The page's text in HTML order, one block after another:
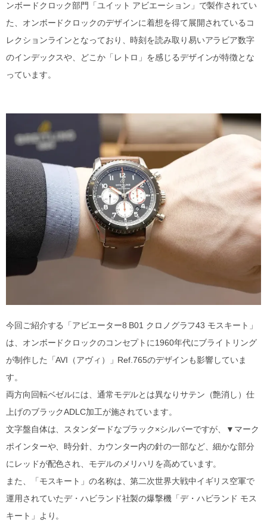
ンボードクロック部門「ユイット アビエーション」で製作されてい
た、オンボードクロックのデザインに着想を得て展開されているコ
レクションラインとなっており、時刻を読み取り易いアラビア数字
のインデックスや、どこか「レトロ」を感じるデザインが特徴とな
っています。
今回ご紹介する「アビエーター8 B01 クロノグラフ43 モスキート」
は、オンボードクロックのコンセプトに1960年代にブライトリング
が制作した「AVI（アヴィ）」Ref.765のデザインも影響していま
す。
両方向回転ベゼルには、通常モデルとは異なりサテン（艶消し）仕
上げのブラックADLC加工が施されています。
文字盤自体は、スタンダードなブラック×シルバーですが、▼マーク
ポインターや、時分針、カウンター内の針の一部など、細かな部分
にレッドが配色され、モデルのメリハリを高めています。
また、「モスキート」の名称は、第二次世界大戦中イギリス空軍で
運用されていたデ・ハビランド社製の爆撃機「デ・ハビランド モス
キート」より。